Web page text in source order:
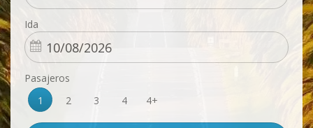
Ida
Pasajeros
1
2 3 4 4+